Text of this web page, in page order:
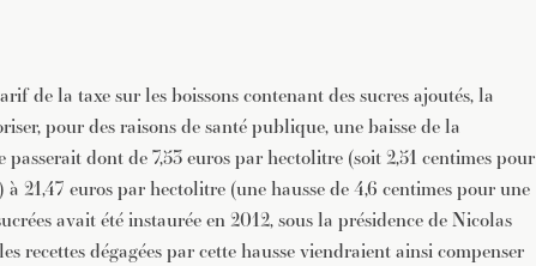
de la taxe sur les boissons contenant des sucres ajoutés, la
pour des raisons de santé publique, une baisse de la
passerait dont de 7,53 euros par hectolitre (soit 2,51 centimes pour
21,47 euros par hectolitre (une hausse de 4,6 centimes pour une
avait été instaurée en 2012, sous la présidence de Nicolas
recettes dégagées par cette hausse viendraient ainsi compenser